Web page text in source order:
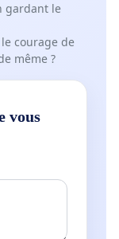
gardant le
courage de
même ?
vous